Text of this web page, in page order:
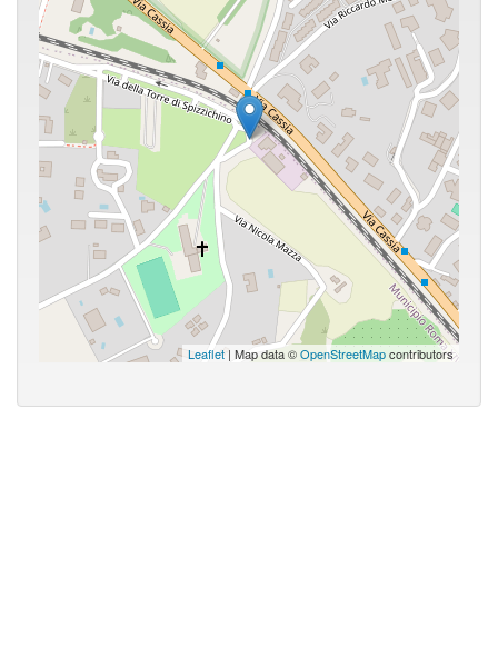
Leaflet | Map data ©OpenStreetMapcontributors